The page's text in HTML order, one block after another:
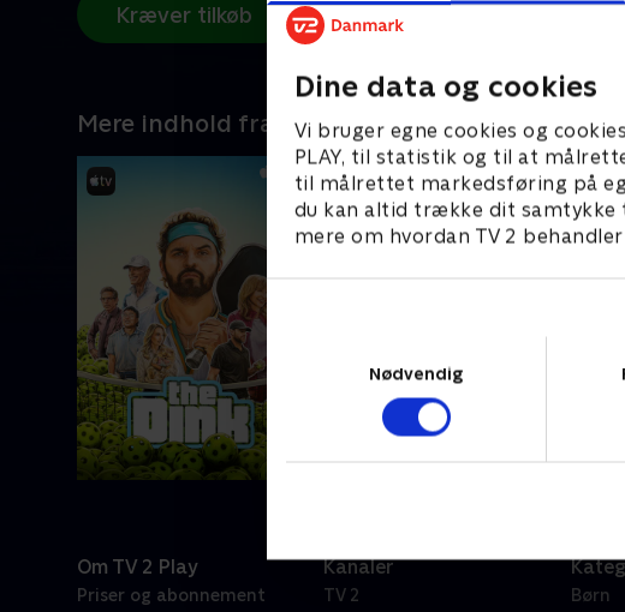
Dine data og cookies
Vi bruger egne cookies og
PLAY, til statistik og til at
til målrettet markedsføring på
du kan altid trække dit samtykke
mere om hvordan TV 2
Nødvendig
Kræver tilkøb
Mere indhold fra Apple TV
Om TV 2 Play
Priser og abonnement
Kanaler
TV 2
Børn